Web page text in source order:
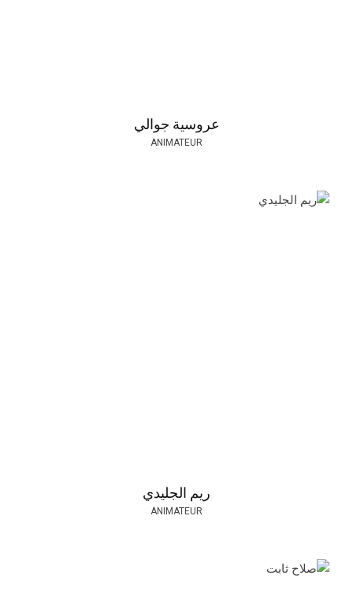
عروسية جوالي
ANIMATEUR
ريم الجليدي
ANIMATEUR